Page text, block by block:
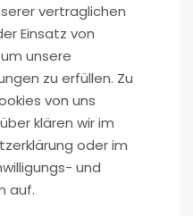
vertraglichen
Einsatz von
unsere
zu erfüllen. Zu
von uns
klären wir im
oder im
und
auf.